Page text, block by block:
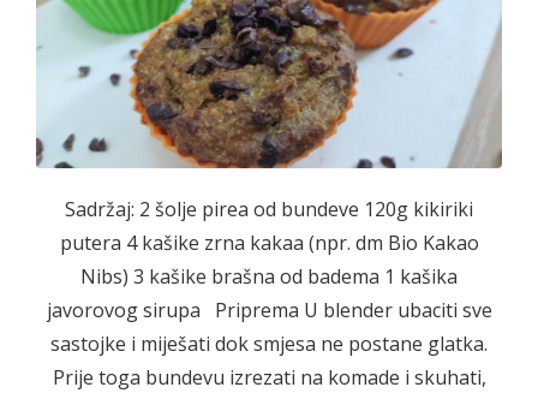
Sadržaj: 2 šolje pirea od bundeve 120g kikiriki
putera 4 kašike zrna kakaa (npr. dm Bio Kakao
Nibs) 3 kašike brašna od badema 1 kašika
javorovog sirupa Priprema U blender ubaciti sve
sastojke i miješati dok smjesa ne postane glatka.
Prije toga bundevu izrezati na komade i skuhati,